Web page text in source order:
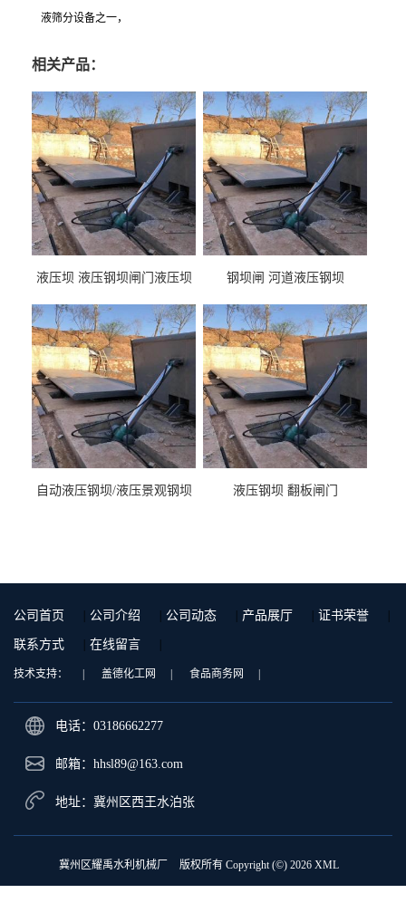
液筛分设备之一，
相关产品：
液压坝 液压钢坝闸门液压坝
钢坝闸 河道液压钢坝
自动液压钢坝/液压景观钢坝 液压钢坝 翻板闸门
公司首页 公司介绍 公司动态 产品展厅 证书荣誉
联系方式 在线留言
技术支持： 盖德化工网 食品商务网
电话：03186662277
邮箱：hhsl89@163.com
地址：冀州区西王水泊张
冀州区耀禹水利机械厂 版权所有 Copyright (©) 2026 XML